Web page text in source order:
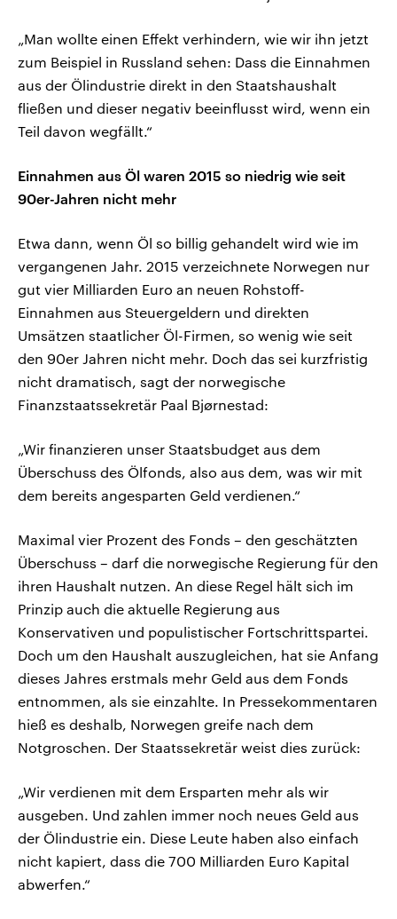
„Man wollte einen Effekt verhindern, wie wir ihn jetzt
zum Beispiel in Russland sehen: Dass die Einnahmen
aus der Ölindustrie direkt in den Staatshaushalt
fließen und dieser negativ beeinflusst wird, wenn ein
Teil davon wegfällt.“
Einnahmen aus Öl waren 2015 so niedrig wie seit
90er-Jahren nicht mehr
Etwa dann, wenn Öl so billig gehandelt wird wie im
vergangenen Jahr. 2015 verzeichnete Norwegen nur
gut vier Milliarden Euro an neuen Rohstoff-
Einnahmen aus Steuergeldern und direkten
Umsätzen staatlicher Öl-Firmen, so wenig wie seit
den 90er Jahren nicht mehr. Doch das sei kurzfristig
nicht dramatisch, sagt der norwegische
Finanzstaatssekretär Paal Bjørnestad:
„Wir finanzieren unser Staatsbudget aus dem
Überschuss des Ölfonds, also aus dem, was wir mit
dem bereits angesparten Geld verdienen.“
Maximal vier Prozent des Fonds – den geschätzten
Überschuss – darf die norwegische Regierung für den
ihren Haushalt nutzen. An diese Regel hält sich im
Prinzip auch die aktuelle Regierung aus
Konservativen und populistischer Fortschrittspartei.
Doch um den Haushalt auszugleichen, hat sie Anfang
dieses Jahres erstmals mehr Geld aus dem Fonds
entnommen, als sie einzahlte. In Pressekommentaren
hieß es deshalb, Norwegen greife nach dem
Notgroschen. Der Staatssekretär weist dies zurück:
„Wir verdienen mit dem Ersparten mehr als wir
ausgeben. Und zahlen immer noch neues Geld aus
der Ölindustrie ein. Diese Leute haben also einfach
nicht kapiert, dass die 700 Milliarden Euro Kapital
abwerfen.“